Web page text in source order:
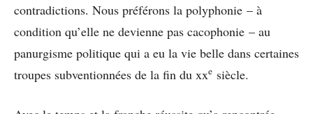
contradictions. Nous préférons la polyphonie – à
condition qu’elle ne devienne pas cacophonie – au
panurgisme politique qui a eu la vie belle dans certaines
troupes subventionnées de la fin du xxe siècle.